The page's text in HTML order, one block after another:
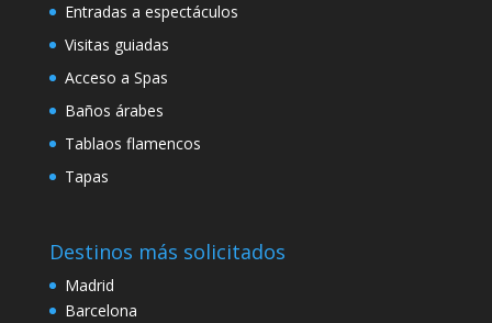
Entradas a espectáculos
Visitas guiadas
Acceso a Spas
Baños árabes
Tablaos flamencos
Tapas
Destinos más solicitados
Madrid
Barcelona